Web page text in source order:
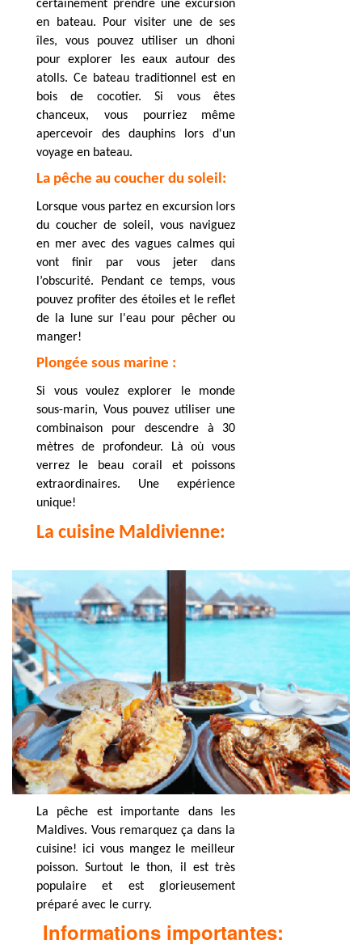
certainement prendre une excursion
en bateau. Pour visiter une de ses
îles, vous pouvez utiliser un dhoni
pour explorer les eaux autour des
atolls. Ce bateau traditionnel est en
bois de cocotier. Si vous êtes
chanceux, vous pourriez même
apercevoir des dauphins lors d'un
voyage en bateau.
La pêche au coucher du soleil:
Lorsque vous partez en excursion lors
du coucher de soleil, vous naviguez
en mer avec des vagues calmes qui
vont finir par vous jeter dans
l’obscurité. Pendant ce temps, vous
pouvez profiter des étoiles et le reflet
de la lune sur l'eau pour pêcher ou
manger!
Plongée sous marine :
Si vous voulez explorer le monde
sous-marin, Vous pouvez utiliser une
combinaison pour descendre à 30
mètres de profondeur. Là où vous
verrez le beau corail et poissons
extraordinaires. Une expérience
unique!
La cuisine Maldivienne:
La pêche est importante dans les
Maldives. Vous remarquez ça dans la
cuisine! ici vous mangez le meilleur
poisson. Surtout le thon, il est très
populaire et est glorieusement
préparé avec le curry.
Informations importantes: